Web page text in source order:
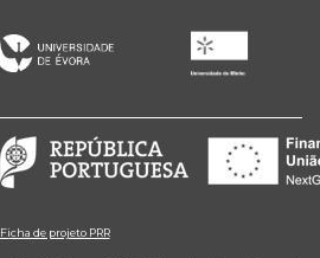
Ficha de projeto PRR